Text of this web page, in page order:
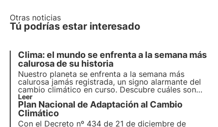
Otras noticias
Tú podrías estar interesado
Clima: el mundo se enfrenta a la semana más
calurosa de su historia
Nuestro planeta se enfrenta a la semana más
calurosa jamás registrada, un signo alarmante del
cambio climático en curso. Descubre cuáles son
las consecuencias para la biodiversidad y qué
medidas debemos tomar para preservarla frente al
cambio climático.
Leer
Plan Nacional de Adaptación al Cambio
Climático
Con el Decreto nº 434 de 21 de diciembre de